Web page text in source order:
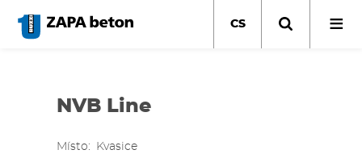
hlavnímu
CS
NVB Line
Místo
Kvasice